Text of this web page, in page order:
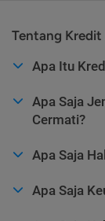
Tentang
Apa Itu
Apa Saja
Cermati?
Apa Saja
Apa Saja